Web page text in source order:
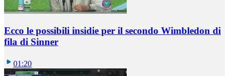
Ecco le possibili insidie per il secondo Wimbledon di
fila di Sinner
01:20